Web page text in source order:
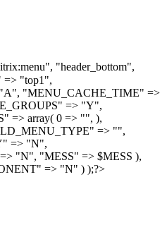
"header_bottom",
=> "top1",
"MENU_CACHE_TIME" =>
=> "Y",
=> array( 0 => "", ),
=> "",
=> "N",
"N", "MESS" => $MESS ),
=> "N" ) );?>